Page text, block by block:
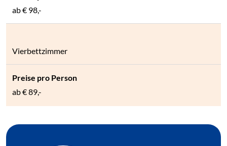
ab€ 98,-
Vierbettzimmer
ab€ 89,-